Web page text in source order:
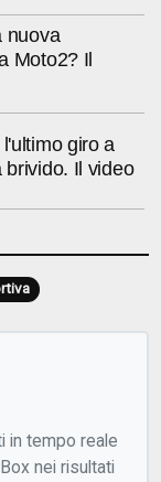
nuova
Moto2? Il
giro a
brivido. Il video
in tempo reale
nei risultati